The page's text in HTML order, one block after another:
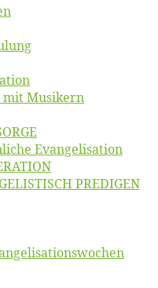
mit Musikern
Evangelisation
PREDIGEN